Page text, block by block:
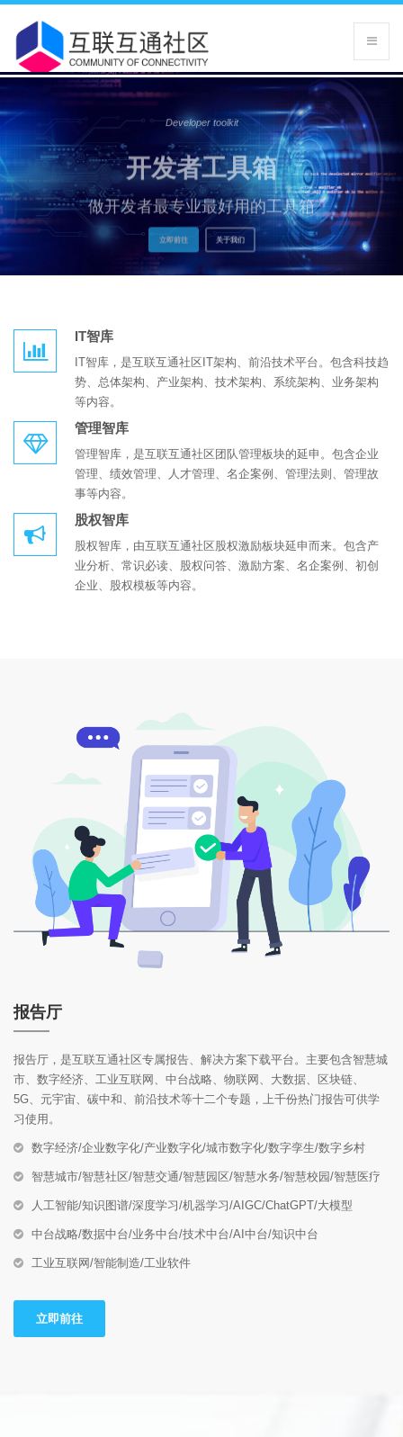
Community of Connectivity
IT智库
IT智库，是互联互通社区IT架构、前沿技术平台。包含科技趋
势、总体架构、产业架构、技术架构、系统架构、业务架构
等内容。
管理智库
管理智库，是互联互通社区团队管理板块的延申。包含企业
管理、绩效管理、人才管理、名企案例、管理法则、管理故
事等内容。
股权智库
股权智库，由互联互通社区股权激励板块延申而来。包含产
业分析、常识必读、股权问答、激励方案、名企案例、初创
企业、股权模板等内容。
报告厅
报告厅，是互联互通社区专属报告、解决方案下载平台。主要包含智慧城
市、数字经济、工业互联网、中台战略、物联网、大数据、区块链、
5G、元宇宙、碳中和、前沿技术等十二个专题，上千份热门报告可供学
习使用。
数字经济/企业数字化/产业数字化/城市数字化/数字孪生/数字乡村
智慧城市/智慧社区/智慧交通/智慧园区/智慧水务/智慧校园/智慧医疗
人工智能/知识图谱/深度学习/机器学习/AIGC/ChatGPT/大模型
中台战略/数据中台/业务中台/技术中台/AI中台/知识中台
工业互联网/智能制造/工业软件
立即前往